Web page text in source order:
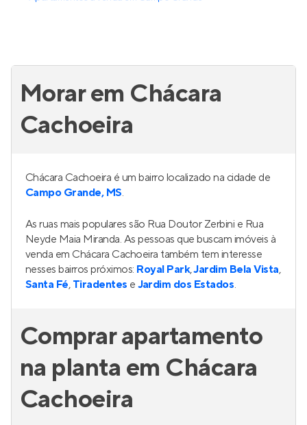
Morar em Chácara
Cachoeira
Chácara Cachoeira é um bairro localizado na cidade de
Campo Grande, MS.
As ruas mais populares são Rua Doutor Zerbini e Rua
Neyde Maia Miranda. As pessoas que buscam imóveis à
venda em Chácara Cachoeira também tem interesse
nesses bairros próximos: Royal Park,Jardim Bela Vista,
Santa Fé, Tiradentes eJardim dos Estados.
Comprar apartamento
na planta em Chácara
Cachoeira